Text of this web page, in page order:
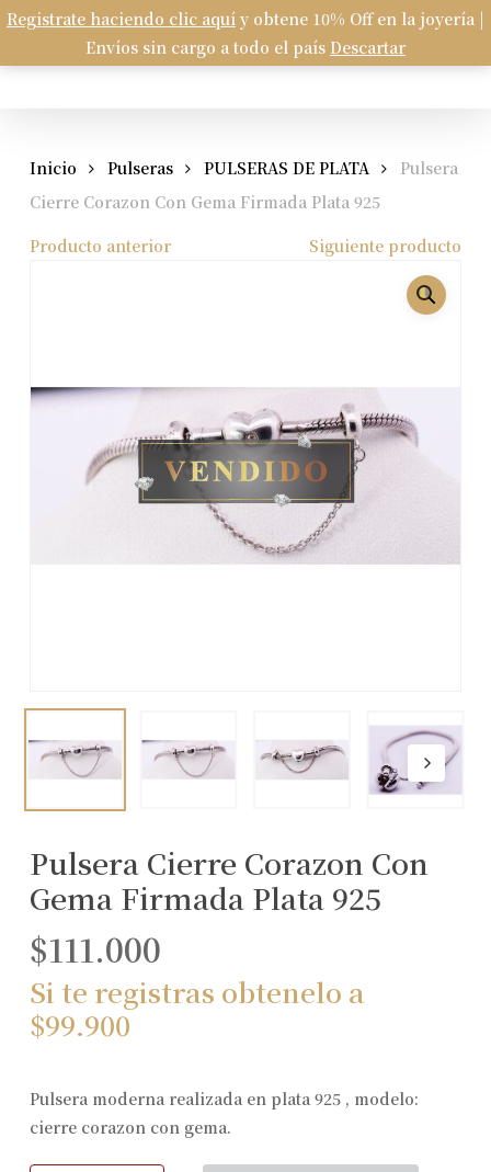
Registrate haciendo clic aquí y obtene 10% Off en la joyería |
Envíos sin cargo a todo el país Descartar
Skip
main
search
Carrito Cart
Inicio Pulseras PULSERAS DE PLATA
Pulsera
Cierre Corazon Con Gema Firmada Plata 925
Producto anterior
Siguiente producto
Pulsera Cierre Corazon Con
Gema Firmada Plata 925
$111.000
Si te registras obtenelo a
$99.900
Pulsera moderna realizada en plata 925 , modelo:
cierre corazon con gema.